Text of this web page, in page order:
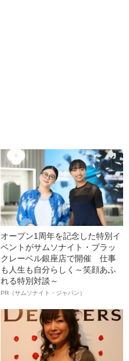
オープン1周年を記念した特別イ
ベントがサムソナイト・ブラッ
クレーベル銀座店で開催 仕事
も人生も自分らしく～笑顔あふ
れる特別対談～
PR（サムソナイト・ジャパン）